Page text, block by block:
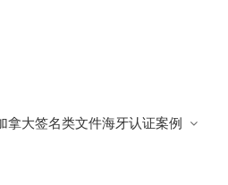
拿大签名类文件海牙认证案例